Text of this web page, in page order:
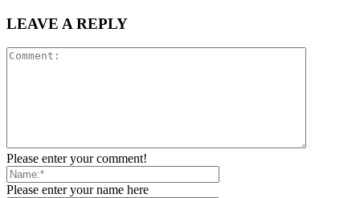
LEAVE A REPLY
Please enter your comment!
Please enter your name here